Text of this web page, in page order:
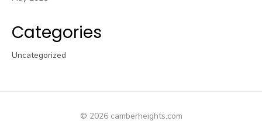
Categories
Uncategorized
© 2026 camberheights.com